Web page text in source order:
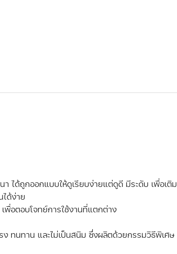
ได้ถูกออกแบบให้ดูเรียบง่ายแต่ดูดี มีระดับ เพื่อเ
ด้ง่าย
พื่อตอบโจทย์การใช้งานที่แตกต่าง
ทนทาน และไม่เป็นสนิม ซึ่งผลิตด้วยกรรมวิธีพิเศ